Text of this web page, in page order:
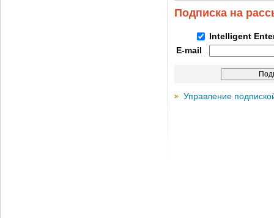
Подписка на
Intelligent
E-mail
Управление